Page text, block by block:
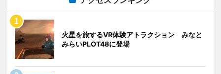
火星を旅するVR体験アトラクション みなと
みらいPLOT48に登場